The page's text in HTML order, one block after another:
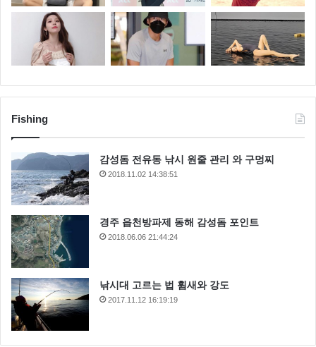
Fishing
감성돔 전유동 낚시 원줄 관리 와 구멍찌
2018.11.02 14:38:51
경주 읍천방파제 동해 감성돔 포인트
2018.06.06 21:44:24
낚시대 고르는 법 휨새와 강도
2017.11.12 16:19:19